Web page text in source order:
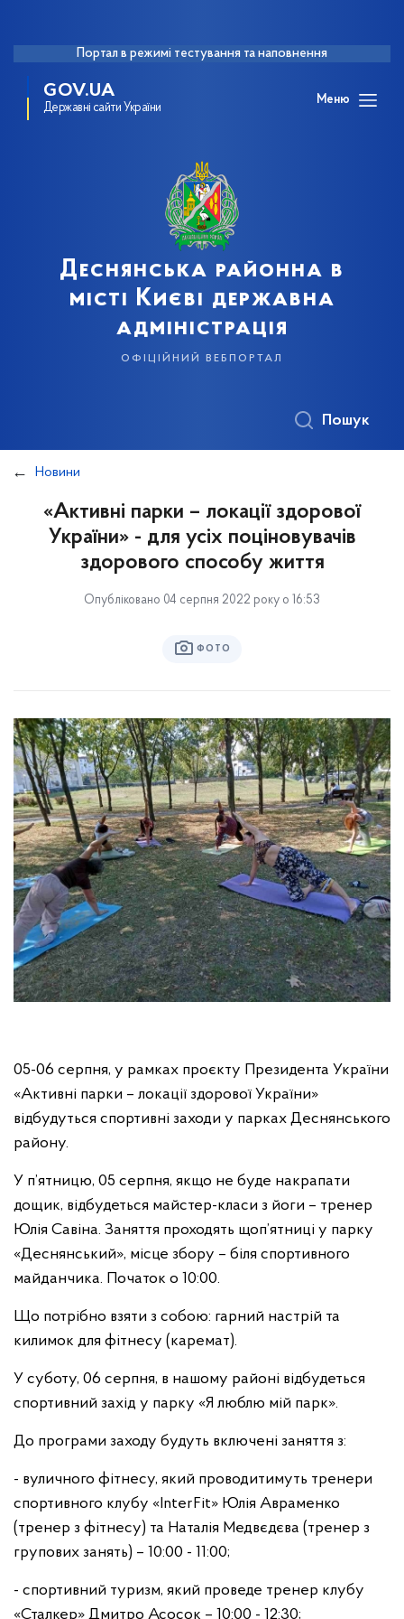
Портал в режимі тестування та наповнення
GOV.UA
Державні сайти України
Меню
Деснянська районна в
місті Києві державна
адміністрація
офіційний вебпортал
Пошук
Новини
«Активні парки – локації здорової
України» - для усіх поціновувачів
здорового способу життя
Опубліковано 04 серпня 2022 року о 16:53
ФОТО
05-06 серпня, у рамках проєкту Президента України
«Активні парки – локації здорової України»
відбудуться спортивні заходи у парках Деснянського
району.
У п’ятницю, 05 серпня, якщо не буде накрапати
дощик, відбудеться майстер-класи з йоги – тренер
Юлія Савіна. Заняття проходять щоп’ятниці у парку
«Деснянський», місце збору – біля спортивного
майданчика. Початок о 10:00.
Що потрібно взяти з собою: гарний настрій та
килимок для фітнесу (каремат).
У суботу, 06 серпня, в нашому районі відбудеться
спортивний захід у парку «Я люблю мій парк».
До програми заходу будуть включені заняття з:
- вуличного фітнесу, який проводитимуть тренери
спортивного клубу «InterFit» Юлія Авраменко
(тренер з фітнесу) та Наталія Медвєдєва (тренер з
групових занять) – 10:00 - 11:00;
- спортивний туризм, який проведе тренер клубу
«Сталкер» Дмитро Асосок – 10:00 - 12:30;